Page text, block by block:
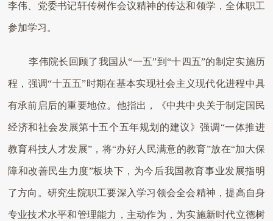
李伟、党委书记轩传树作会议精神的传达和领学，全体职工
参加学习。
李伟院长回顾了我国从“一五”到“十四五”的制定实施历
程，强调“十五五”时期在基本实现社会主义现代化进程中具
有承前启后的重要地位。他指出，《中共中央关于制定国民
经济和社会发展第十五个五年规划的建议》强调“一体推进
教育科技人才发展”，将“办好人民满意的教育”放在“加大保
障和改善民生力度”板块下，为今后我国教育事业发展指明
了方向。研究生院职工要深入学习领会全会精神，提高自身
专业技术水平和管理能力，主动作为，为实施新时代立德树